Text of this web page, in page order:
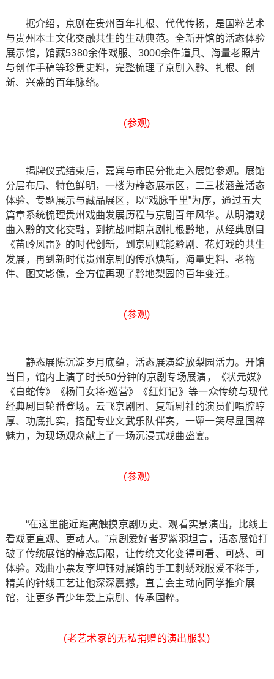
据介绍，京剧在贵州百年扎根、代代传扬，是国粹艺术
与贵州本土文化交融共生的生动典范。全新开馆的活态体验
展示馆，馆藏5380余件戏服、3000余件道具、海量老照片
与创作手稿等珍贵史料，完整梳理了京剧入黔、扎根、创
新、兴盛的百年脉络。
(参观)
揭牌仪式结束后，嘉宾与市民分批走入展馆参观。展馆
分层布局、特色鲜明，一楼为静态展示区，二三楼涵盖活态
体验、专题展示与藏品展区，以“戏脉千里”为序，通过五大
篇章系统梳理贵州戏曲发展历程与京剧百年风华。从明清戏
曲入黔的文化交融，到抗战时期京剧扎根黔地，从经典剧目
《苗岭风雷》的时代创新，到京剧赋能黔剧、花灯戏的共生
发展，再到新时代贵州京剧的传承焕新，海量史料、老物
件、图文影像，全方位再现了黔地梨园的百年变迁。
(参观)
静态展陈沉淀岁月底蕴，活态展演绽放梨园活力。开馆
当日，馆内上演了时长50分钟的京剧专场展演，《状元媒》
《白蛇传》《杨门女将·巡营》《红灯记》等一众传统与现代
经典剧目轮番登场。云飞京剧团、复新剧社的演员们唱腔醇
厚、功底扎实，搭配专业文武乐队伴奏，一颦一笑尽显国粹
魅力，为现场观众献上了一场沉浸式戏曲盛宴。
(参观)
“在这里能近距离触摸京剧历史、观看实景演出，比线上
看戏更直观、更动人。”京剧爱好者罗紫羽坦言，活态展馆打
破了传统展馆的静态局限，让传统文化变得可看、可感、可
体验。戏曲小票友李坤钰对展馆的手工刺绣戏服爱不释手，
精美的针线工艺让他深深震撼，直言会主动向同学推介展
馆，让更多青少年爱上京剧、传承国粹。
(老艺术家的无私捐赠的演出服装)